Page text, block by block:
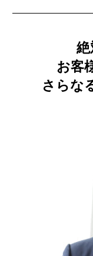
絶
お客
さらな